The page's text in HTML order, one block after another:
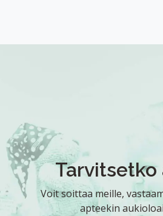
Tarvitsetko
Voit soittaa meille,
apteekin